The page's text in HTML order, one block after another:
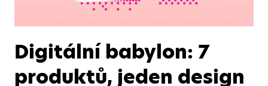
Digitální babylon: 7
produktů, jeden design